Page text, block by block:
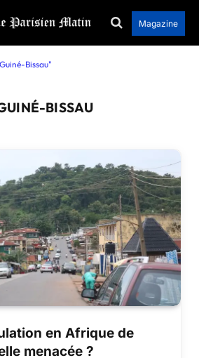
Magazine
Bissau"
BISSAU
en Afrique de
menacée ?